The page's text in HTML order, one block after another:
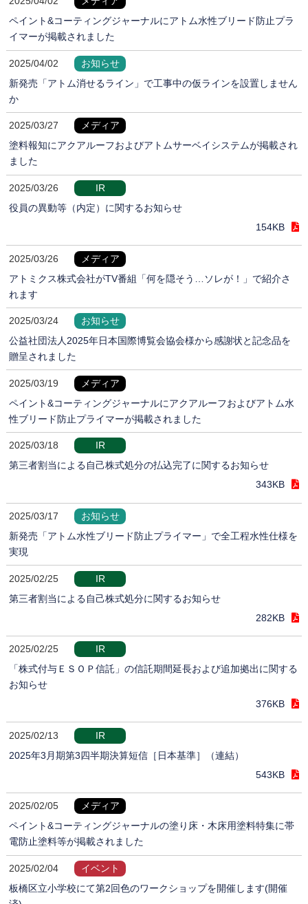
ペイント&コーティングジャーナルにアトム水性ブリード防止プラ
イマーが掲載されました
2025/04/02
お知らせ
新発売「アトム消せるライン」で工事中の仮ラインを設置しません
か
2025/03/27
メディア
塗料報知にアクアルーフおよびアトムサーベイシステムが掲載され
ました
2025/03/26
IR
役員の異動等（内定）に関するお知らせ
154KB
2025/03/26
メディア
アトミクス株式会社がTV番組「何を隠そう…ソレが！」で紹介さ
れます
2025/03/24
お知らせ
公益社団法人2025年日本国際博覧会協会様から感謝状と記念品を
贈呈されました
2025/03/19
メディア
ペイント&コーティングジャーナルにアクアルーフおよびアトム水
性ブリード防止プライマーが掲載されました
2025/03/18
IR
第三者割当による自己株式処分の払込完了に関するお知らせ
343KB
2025/03/17
お知らせ
新発売「アトム水性ブリード防止プライマー」で全工程水性仕様を
実現
2025/02/25
IR
第三者割当による自己株式処分に関するお知らせ
282KB
2025/02/25
IR
「株式付与ＥＳＯＰ信託」の信託期間延長および追加拠出に関する
お知らせ
376KB
2025/02/13
IR
2025年3月期第3四半期決算短信［日本基準］（連結）
543KB
2025/02/05
メディア
ペイント&コーティングジャーナルの塗り床・木床用塗料特集に帯
電防止塗料等が掲載されました
2025/02/04
イベント
板橋区立小学校にて第2回色のワークショップを開催します(開催